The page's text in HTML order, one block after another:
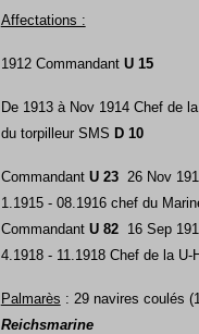
Affectations :
1912 Commandant U 15
De 1913 à Nov 1914 Chef de
du torpilleur SMS D 10
Commandant U 2326 Nov
1.1915 - 08.1916 chef du
Commandant U 8216 Sep
4.1918 - 11.1918 Chef de la
Palmarès : 29 navires coulés
Reichsmarine